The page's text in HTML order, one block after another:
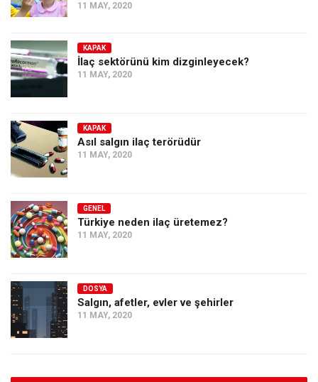
11 MAY, 2020
KAPAK
İlaç sektörünü kim dizginleyecek?
11 MAY, 2020
KAPAK
Asıl salgın ilaç terörüdür
11 MAY, 2020
GENEL
Türkiye neden ilaç üretemez?
11 MAY, 2020
DOSYA
Salgın, afetler, evler ve şehirler
11 MAY, 2020